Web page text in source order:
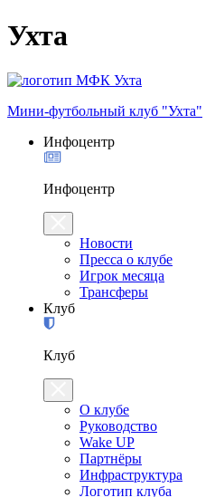
Ухта
Мини-футбольный клуб "Ухта"
Инфоцентр
Инфоцентр
Новости
Пресса о клубе
Игрок месяца
Трансферы
Клуб
Клуб
О клубе
Руководство
Wake UP
Партнёры
Инфраструктура
Логотип клуба